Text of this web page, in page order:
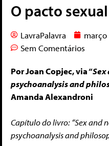
O pacto sexual
LavraPalavra
Sem Comentários
Por Joan Copjec, via “
psychoanalysis and
Amanda Alexandroni
Capítulo do livro: “Sex and
psychoanalysis and